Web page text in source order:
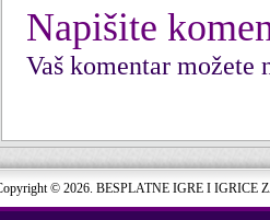
Napišite
Vaš komentar možete
© 2026. BESPLATNE IGRE I IGRICE